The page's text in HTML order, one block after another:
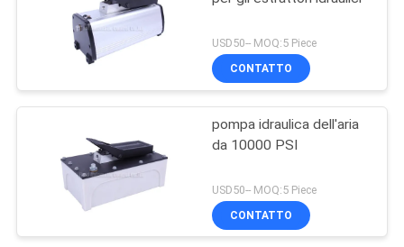
USD50-- MOQ:5 Piece
CONTATTO
pompa idraulica dell'aria
da 10000 PSI
USD50-- MOQ:5 Piece
CONTATTO